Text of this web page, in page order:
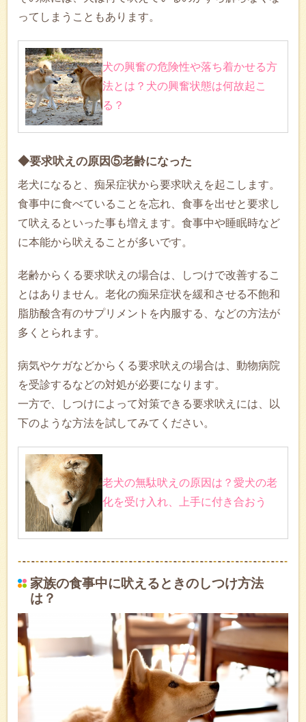
ってしまうこともあります。
犬の興奮の危険性や落ち着かせる方
法とは？犬の興奮状態は何故起こ
る？
◆要求吠えの原因⑤老齢になった
老犬になると、痴呆症状から要求吠えを起こします。
食事中に食べていることを忘れ、食事を出せと要求し
て吠えるといった事も増えます。食事中や睡眠時など
に本能から吠えることが多いです。
老齢からくる要求吠えの場合は、しつけで改善するこ
とはありません。老化の痴呆症状を緩和させる不飽和
脂肪酸含有のサプリメントを内服する、などの方法が
多くとられます。
病気やケガなどからくる要求吠えの場合は、動物病院
を受診するなどの対処が必要になります。
一方で、しつけによって対策できる要求吠えには、以
下のような方法を試してみてください。
老犬の無駄吠えの原因は？愛犬の老
化を受け入れ、上手に付き合おう
家族の食事中に吠えるときのしつけ方法
は？